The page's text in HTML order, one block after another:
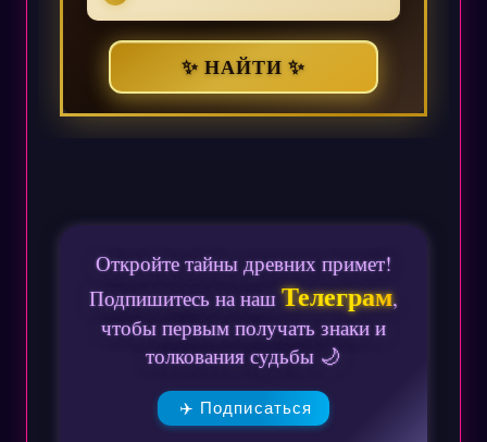
✨ НАЙТИ ✨
Откройте тайны древних примет!
Подпишитесь на нашТелеграм,
чтобы первым получать знаки и
толкования судьбы 🌙
✈️ Подписаться